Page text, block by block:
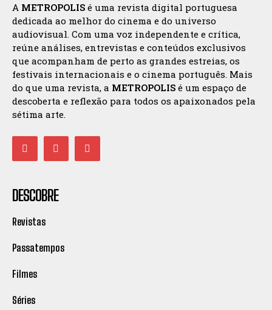
A METROPOLIS é uma revista digital portuguesa
dedicada ao melhor do cinema e do universo
audiovisual. Com uma voz independente e crítica,
reúne análises, entrevistas e conteúdos exclusivos
que acompanham de perto as grandes estreias, os
festivais internacionais e o cinema português. Mais
do que uma revista, a METROPOLIS é um espaço de
descoberta e reflexão para todos os apaixonados pela
sétima arte.
DESCOBRE
Revistas
Passatempos
Filmes
Séries